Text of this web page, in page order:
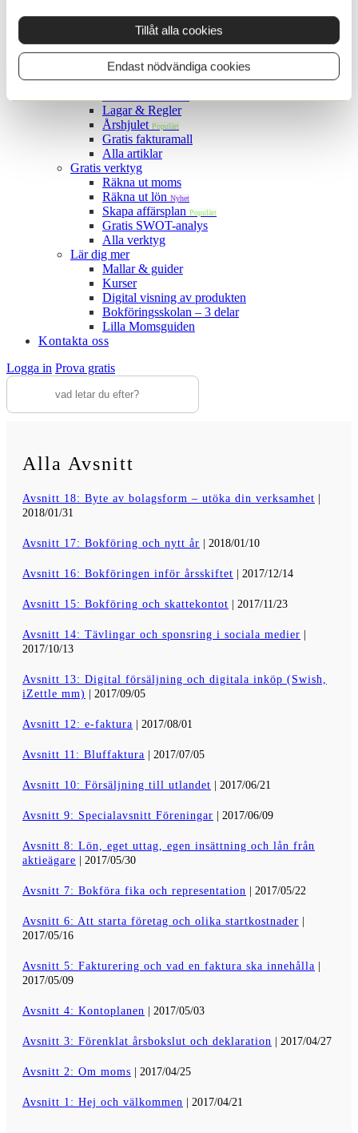
Tillåt alla cookies
Endast nödvändiga cookies
Första året som nystartad
50% rabatt för nystartat
Driver du eget?
Bokföringstips
Driva småföretag
Lagar & Regler
Årshjulet Populärt
Gratis fakturamall
Alla artiklar
Gratis verktyg
Räkna ut moms
Räkna ut lön Nyhet
Skapa affärsplan Populärt
Gratis SWOT-analys
Alla verktyg
Lär dig mer
Mallar & guider
Kurser
Digital visning av produkten
Bokföringsskolan – 3 delar
Lilla Momsguiden
Kontakta oss
Logga in Prova gratis
Alla Avsnitt
Avsnitt 18: Byte av bolagsform – utöka din verksamhet
2018/01/31
Avsnitt 17: Bokföring och nytt år | 2018/01/10
Avsnitt 16: Bokföringen inför årsskiftet | 2017/12/14
Avsnitt 15: Bokföring och skattekontot | 2017/11/23
Avsnitt 14: Tävlingar och sponsring i sociala medier
2017/10/13
Avsnitt 13: Digital försäljning och digitala inköp (Swish,
iZettle mm)
| 2017/09/05
Avsnitt 12: e-faktura | 2017/08/01
Avsnitt 11: Bluffaktura | 2017/07/05
Avsnitt 10: Försäljning till utlandet | 2017/06/21
Avsnitt 9: Specialavsnitt Föreningar | 2017/06/09
Avsnitt 8: Lön, eget uttag, egen insättning och lån från
aktieägare
| 2017/05/30
Avsnitt 7: Bokföra fika och representation | 2017/05/22
Avsnitt 6: Att starta företag och olika startkostnader
2017/05/16
Avsnitt 5: Fakturering och vad en faktura ska innehålla
2017/05/09
Avsnitt 4: Kontoplanen | 2017/05/03
Avsnitt 3: Förenklat årsbokslut och deklaration | 2017/04/27
Avsnitt 2: Om moms | 2017/04/25
Avsnitt 1: Hej och välkommen | 2017/04/21